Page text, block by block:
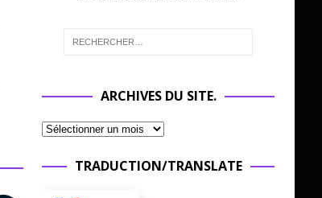
ARCHIVES DU SITE.
TRADUCTION/TRANSLATE